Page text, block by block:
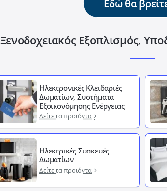
Εδώ θα
Ξενοδοχειακός Εξοπλισμός,
Ηλεκτρονικές Κλειδαριές
Δωματίων, Συστήματα
Εξοικονόμησης Ενέργειας
Δείτε τα προιόντα
Ηλεκτρικές Συσκευές
Δωματίων
Δείτε τα προιόντα